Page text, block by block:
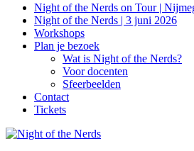
Night of the Nerds on Tour |
Night of the Nerds | 3 juni 2026
Workshops
Plan je bezoek
Wat is Night of the Nerds?
Voor docenten
Sfeerbeelden
Contact
Tickets